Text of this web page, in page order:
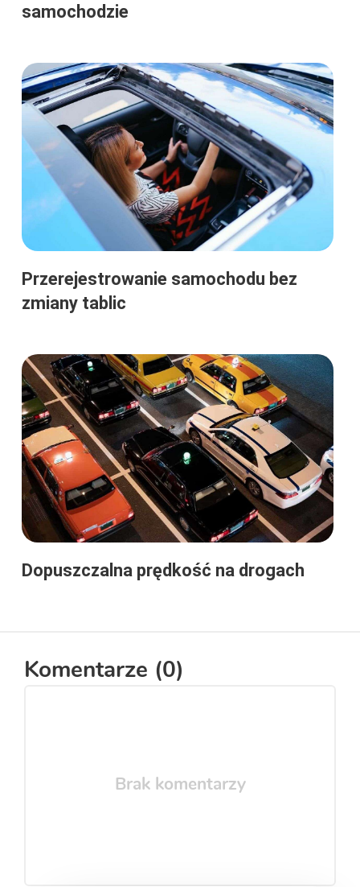
samochodzie
Przerejestrowanie samochodu bez
zmiany tablic
Dopuszczalna prędkość na drogach
Komentarze (0)
Brak komentarzy